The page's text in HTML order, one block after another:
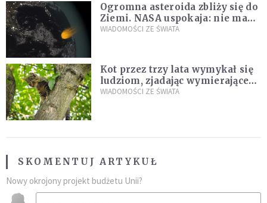
Ogromna asteroida zbliży się do
Ziemi. NASA uspokaja: nie ma
zagrożenia
WIADOMOŚCI ZE ŚWIATA
Kot przez trzy lata wymykał się
ludziom, zjadając wymierające
kaczki. W końcu popełnił
WIADOMOŚCI ZE ŚWIATA
SKOMENTUJ ARTYKUŁ
Nowy okrojony projekt budżetu Unii?